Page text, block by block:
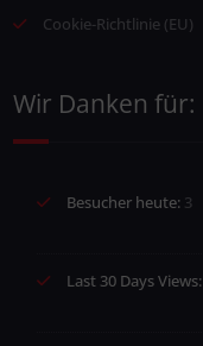
Cookie-Richtlinie (EU)
Wir Danken für:
Besucher heute: 3
Last 30 Days Views: